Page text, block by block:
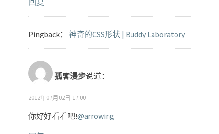
回复
Pingback： 神奇的CSS形状 | Buddy Laboratory
孤客漫步说道：
2012年07月02日 17:00
你好好看看吧!@arrowing